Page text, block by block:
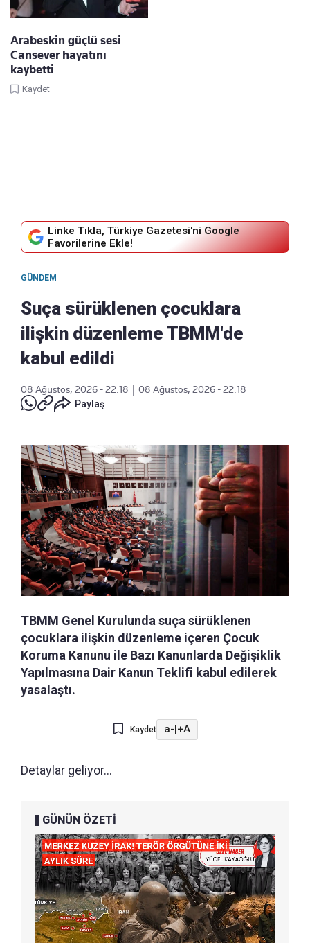
Arabeskin güçlü sesi
Cansever hayatını
kaybetti
Kaydet
Linke Tıkla, Türkiye Gazetesi'ni Google
Favorilerine Ekle!
GÜNDEM
Suça sürüklenen çocuklara
ilişkin düzenleme TBMM'de
kabul edildi
08 Ağustos, 2026 - 22:18
08 Ağustos, 2026 - 22:18
Paylaş
TBMM Genel Kurulunda suça sürüklenen
çocuklara ilişkin düzenleme içeren Çocuk
Koruma Kanunu ile Bazı Kanunlarda Değişiklik
Yapılmasına Dair Kanun Teklifi kabul edilerek
yasalaştı.
Kaydet a- +A
Detaylar geliyor...
GÜNÜN ÖZETİ